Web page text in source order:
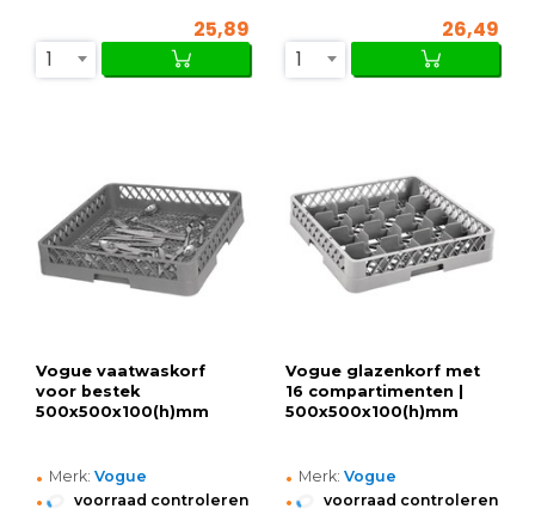
25,89
1
26,49
1
Vogue vaatwaskorf
voor bestek
500x500x100(h)mm
• Merk: Vogue
• voorraad controleren
Vogue glazenkorf met
16 compartimenten |
500x500x100(h)mm
• Merk: Vogue
• voorraad controleren